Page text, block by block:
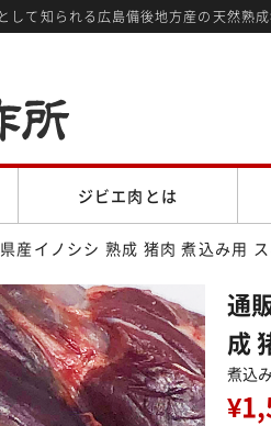
て知られる広島備後地方産の天然熟
ジビエ肉とは
産イノシシ 熟成 猪肉 煮込み用
通
成
煮込